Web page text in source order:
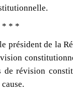
* * *
le président de la
révision